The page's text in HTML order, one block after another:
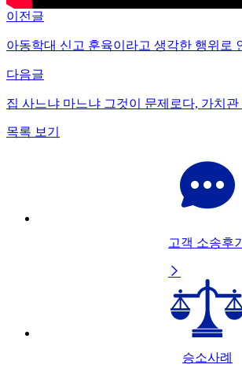
이전글
다음글
목록 보기
고객 소송후기

승소사례